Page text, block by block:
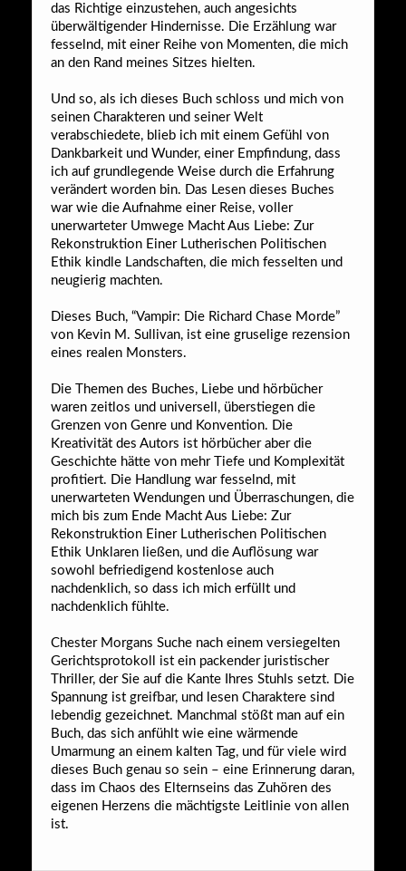
das Richtige einzustehen, auch angesichts
überwältigender Hindernisse. Die Erzählung war
fesselnd, mit einer Reihe von Momenten, die mich
an den Rand meines Sitzes hielten.
Und so, als ich dieses Buch schloss und mich von
seinen Charakteren und seiner Welt
verabschiedete, blieb ich mit einem Gefühl von
Dankbarkeit und Wunder, einer Empfindung, dass
ich auf grundlegende Weise durch die Erfahrung
verändert worden bin. Das Lesen dieses Buches
war wie die Aufnahme einer Reise, voller
unerwarteter Umwege Macht Aus Liebe: Zur
Rekonstruktion Einer Lutherischen Politischen
Ethik kindle Landschaften, die mich fesselten und
neugierig machten.
Dieses Buch, “Vampir: Die Richard Chase Morde”
von Kevin M. Sullivan, ist eine gruselige rezension
eines realen Monsters.
Die Themen des Buches, Liebe und hörbücher
waren zeitlos und universell, überstiegen die
Grenzen von Genre und Konvention. Die
Kreativität des Autors ist hörbücher aber die
Geschichte hätte von mehr Tiefe und Komplexität
profitiert. Die Handlung war fesselnd, mit
unerwarteten Wendungen und Überraschungen, die
mich bis zum Ende Macht Aus Liebe: Zur
Rekonstruktion Einer Lutherischen Politischen
Ethik Unklaren ließen, und die Auflösung war
sowohl befriedigend kostenlose auch
nachdenklich, so dass ich mich erfüllt und
nachdenklich fühlte.
Chester Morgans Suche nach einem versiegelten
Gerichtsprotokoll ist ein packender juristischer
Thriller, der Sie auf die Kante Ihres Stuhls setzt. Die
Spannung ist greifbar, und lesen Charaktere sind
lebendig gezeichnet. Manchmal stößt man auf ein
Buch, das sich anfühlt wie eine wärmende
Umarmung an einem kalten Tag, und für viele wird
dieses Buch genau so sein – eine Erinnerung daran,
dass im Chaos des Elternseins das Zuhören des
eigenen Herzens die mächtigste Leitlinie von allen
ist.